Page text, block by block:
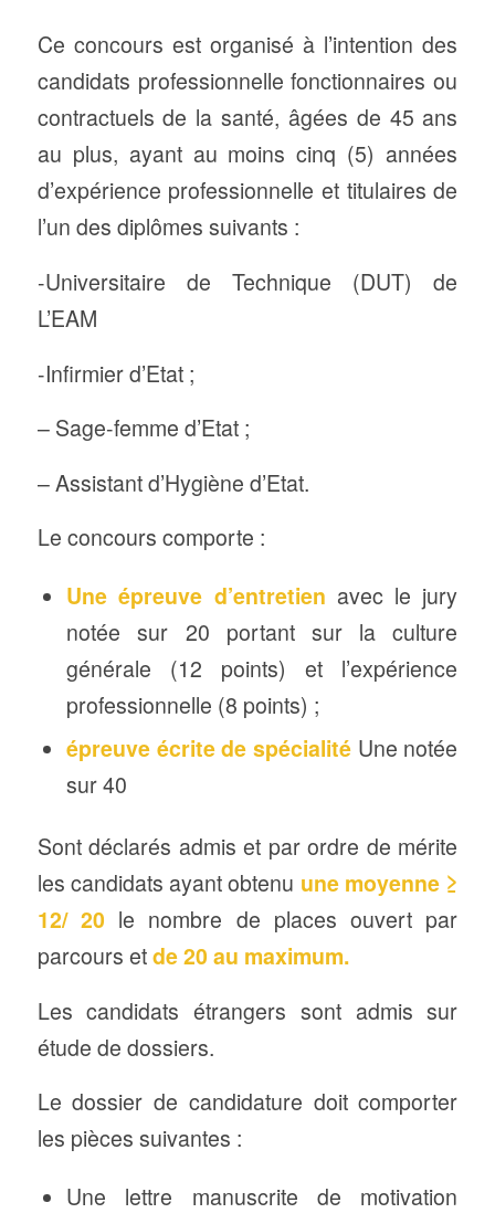
Ce concours est organisé à l’intention des
candidats professionnelle fonctionnaires ou
contractuels de la santé, âgées de 45 ans
au plus, ayant au moins cinq (5) années
d’expérience professionnelle et titulaires de
l’un des diplômes suivants :
-Universitaire de Technique (DUT) de
L’EAM
-Infirmier d’Etat ;
– Sage-femme d’Etat ;
– Assistant d’Hygiène d’Etat.
Le concours comporte :
Une épreuve d’entretien avec le jury
notée sur 20 portant sur la culture
générale (12 points) et l’expérience
professionnelle (8 points) ;
épreuve écrite de spécialité Une notée
sur 40
Sont déclarés admis et par ordre de mérite
les candidats ayant obtenu une moyenne ≥
12/ 20 le nombre de places ouvert par
parcours etde 20 au maximum.
Les candidats étrangers sont admis sur
étude de dossiers.
Le dossier de candidature doit comporter
les pièces suivantes :
Une lettre manuscrite de motivation